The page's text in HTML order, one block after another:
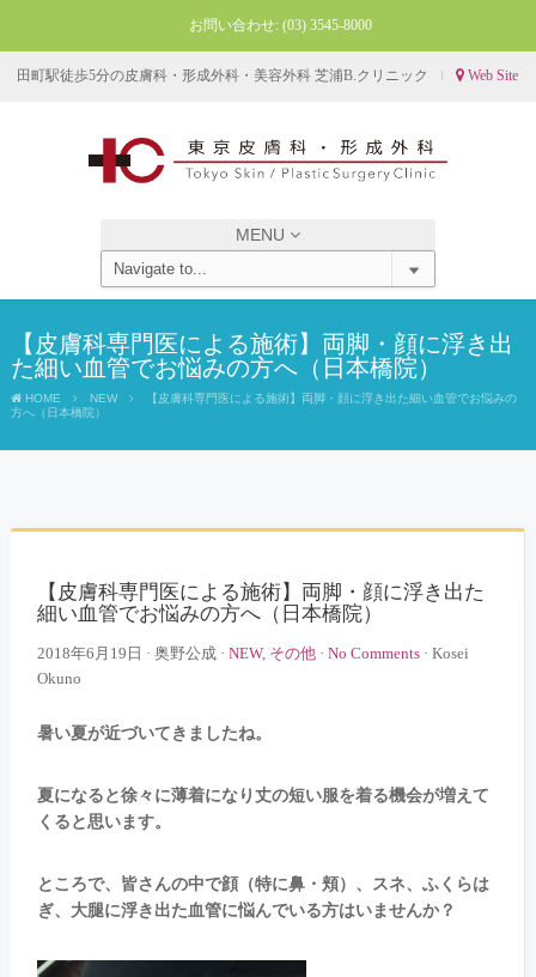
お問い合わせ: (03) 3545-8000
田町駅徒歩5分の皮膚科・形成外科・美容外科 芝浦B.クリニック Web Site
MENU
【皮膚科専門医による施術】両脚・顔に浮き出
た細い血管でお悩みの方へ（日本橋院）
HOME NEW
【皮膚科専門医による施術】両脚・顔に浮き出た細い血管でお悩みの
方へ（日本橋院）
【皮膚科専門医による施術】両脚・顔に浮き出た
細い血管でお悩みの方へ（日本橋院）
2018年6月19日 · 奥野公成 · NEW, その他 · No Comments · Kosei
Okuno
暑い夏が近づいてきましたね。
夏になると徐々に薄着になり丈の短い服を着る機会が増えて
くると思います。
ところで、皆さんの中で顔（特に鼻・頬）、スネ、ふくらは
ぎ、大腿に浮き出た血管に悩んでいる方はいませんか？